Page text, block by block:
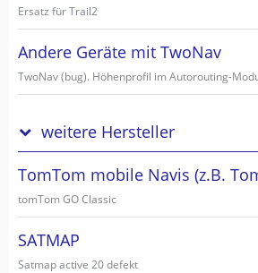
Ersatz für Trail2
Andere Geräte mit TwoNav
TwoNav (bug). Höhenprofil im Autorouting-
weitere Hersteller
TomTom mobile Navis (z.B.
tomTom GO Classic
SATMAP
Satmap active 20 defekt